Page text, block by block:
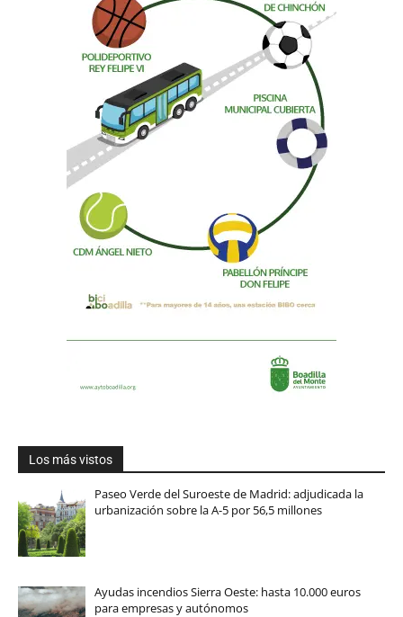
Los más vistos
Paseo Verde del Suroeste de Madrid: adjudicada la
urbanización sobre la A-5 por 56,5 millones
Ayudas incendios Sierra Oeste: hasta 10.000 euros
para empresas y autónomos